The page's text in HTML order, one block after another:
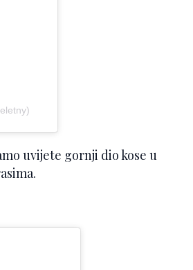
uvijete gornji dio kose u